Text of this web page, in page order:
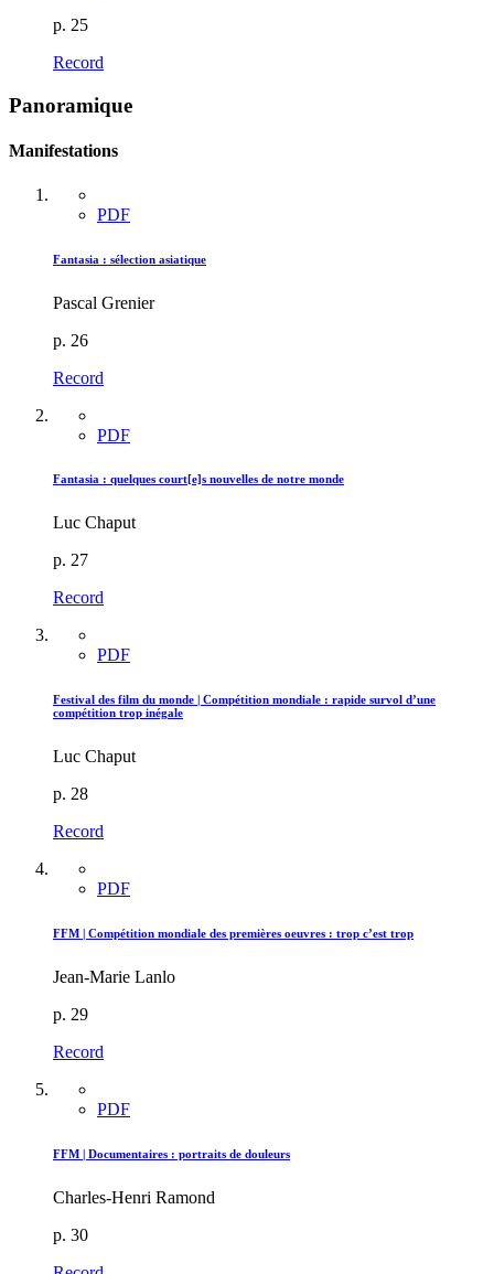
p. 25
Record
Panoramique
Manifestations
PDF
Fantasia : sélection asiatique
Pascal Grenier
p. 26
Record
PDF
Fantasia : quelques court[e]s nouvelles de notre monde
Luc Chaput
p. 27
Record
PDF
Festival des film du monde | Compétition mondiale : rapide survol d’une
compétition trop inégale
Luc Chaput
p. 28
Record
PDF
FFM | Compétition mondiale des premières oeuvres : trop c’est trop
Jean-Marie Lanlo
p. 29
Record
PDF
FFM | Documentaires : portraits de douleurs
Charles-Henri Ramond
p. 30